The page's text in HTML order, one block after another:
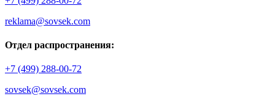
reklama@sovsek.com
Отдел распространения:
+7 (499) 288-00-72
sovsek@sovsek.com